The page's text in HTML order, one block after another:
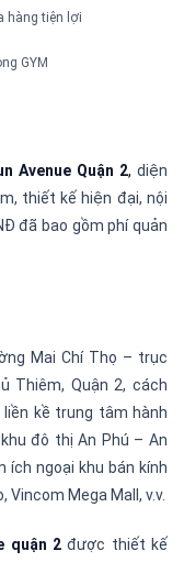
hàng tiện lợi
GYM
Avenue Quận 2, diện
thiết kế hiện đại, nội
đã bao gồm phí quản
Mai Chí Thọ – trục
Thiêm, Quận 2, cách
kề trung tâm hành
đô thị An Phú – An
ngoại khu bán kính
Vincom Mega Mall, v.v.
quận 2 được thiết kế